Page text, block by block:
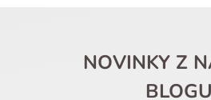
NOVINKY Z
BLOGU